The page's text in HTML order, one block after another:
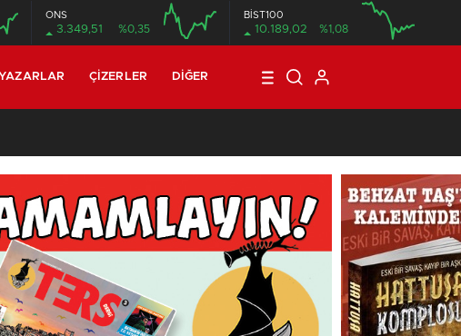
ONS
3.349,51 %0,35
BİST100
10.189,02 %1,08
ÇIZERLER DIĞER